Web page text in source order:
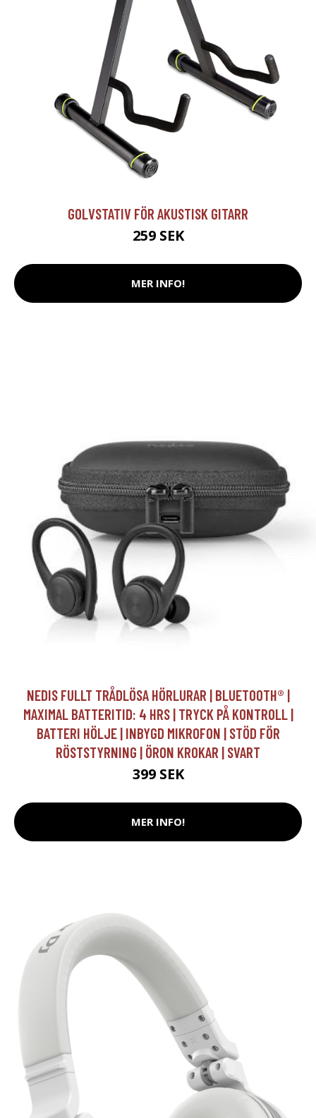
GOLVSTATIV FÖR AKUSTISK GITARR
259 SEK
MER INFO!
NEDIS FULLT TRÅDLÖSA HÖRLURAR | BLUETOOTH® |
MAXIMAL BATTERITID: 4 HRS | TRYCK PÅ KONTROLL |
BATTERI HÖLJE | INBYGD MIKROFON | STÖD FÖR
RÖSTSTYRNING | ÖRON KROKAR | SVART
399 SEK
MER INFO!